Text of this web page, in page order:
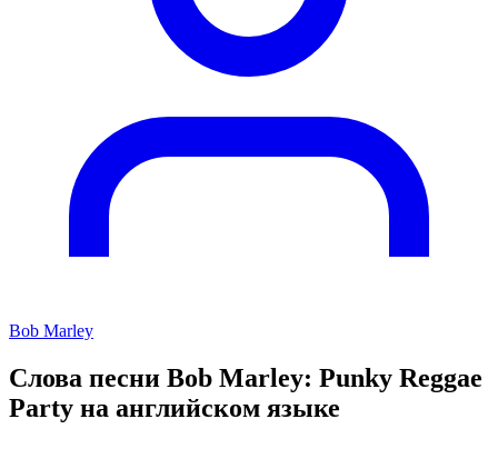
Bob Marley
Слова песни Bob Marley: Punky Reggae
Party на английском языке